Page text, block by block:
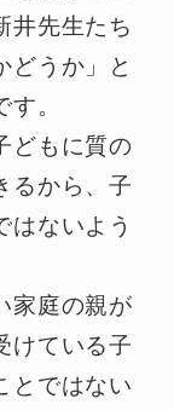
井先生たち
どうか」と
。
どもに質の
るから、子
はないよう
家庭の親が
けている子
とではない